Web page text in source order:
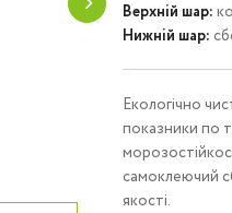
Верхній шар:
Нижній шар:
Екологічно
показники по
самоклеючий
якості.